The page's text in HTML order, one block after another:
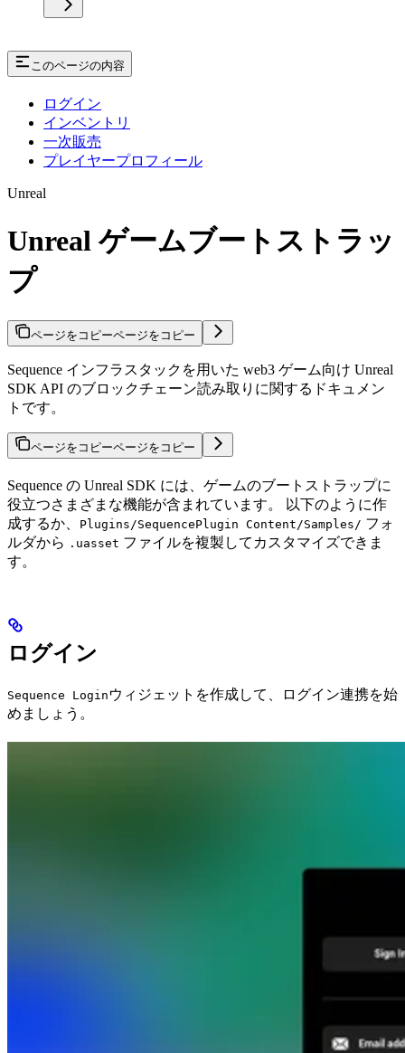
このページの内容
ログイン
インベントリ
一次販売
プレイヤープロフィール
Unreal
Unreal ゲームブートストラッ
プ
ページをコピーページをコピー
Sequence インフラスタックを用いた web3 ゲーム向け Unreal
SDK API のブロックチェーン読み取りに関するドキュメン
トです。
ページをコピーページをコピー
Sequence の Unreal SDK には、ゲームのブートストラップに
役立つさまざまな機能が含まれています。 以下のように作
成するか、
Plugins/SequencePlugin Content/Samples/ フォ
ルダから .uasset ファイルを複製してカスタマイズできま
す。
ログイン
Sequence Login ウィジェットを作成して、ログイン連携を始
めましょう。